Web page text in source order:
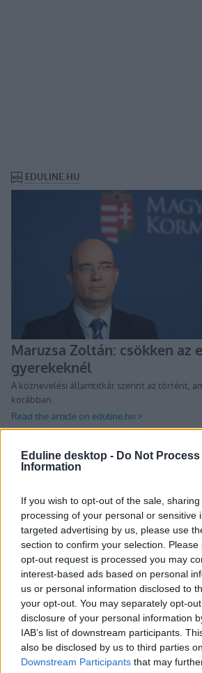
Eduline desktop - Do Not Process
Information
If you wish to opt-out of the sale,
processing of your personal or sensitive
targeted advertising by us, please use
section to confirm your selection.
opt-out request is processed you may
interest-based ads based on personal
us or personal information disclosed to
your opt-out. You may separately opt-
disclosure of your personal information
IAB’s list of downstream participants.
also be disclosed by us to third parties
Downstream Participants that may